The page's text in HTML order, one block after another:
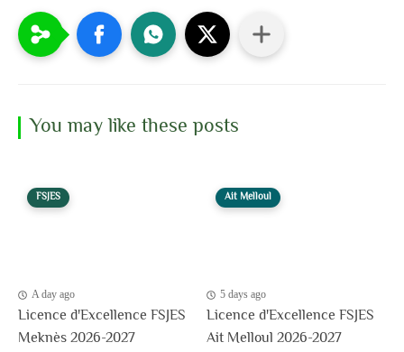
You may like these posts
FSJES
A day ago
Licence d'Excellence FSJES
Meknès 2026-2027
Ait Melloul
5 days ago
Licence d'Excellence FSJES
Ait Melloul 2026-2027